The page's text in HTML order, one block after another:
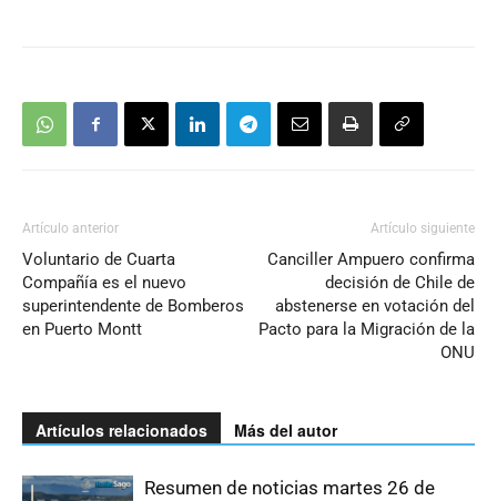
Artículo anterior
Voluntario de Cuarta
Compañía es el nuevo
superintendente de Bomberos
en Puerto Montt
Artículo siguiente
Canciller Ampuero confirma
decisión de Chile de
abstenerse en votación del
Pacto para la Migración de la
ONU
Artículos relacionados Más del autor
Resumen de noticias martes 26 de